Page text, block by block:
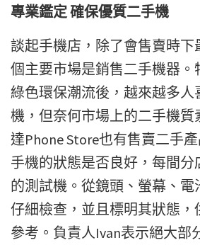
專業鑑定 確保優質二手機
談起手機店，除了會售賣時下
個主要市場是銷售二手機器。
綠色環保潮流後，越來越多人
機，但奈何市場上的二手機質
達Phone Store也有售賣二手
手機的狀態是否良好，每間分
的測試機。從鏡頭、螢幕、電
仔細檢查，並且標明其狀態，
參考。負責人Ivan表示絕大部